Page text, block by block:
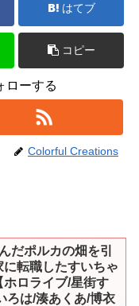
はてブ
コピー
ローする
Colorful Creations
だポルカの畑を引
に転職したすいちゃ
ホロライブ/星街す
ろは/湊あくあ/博衣